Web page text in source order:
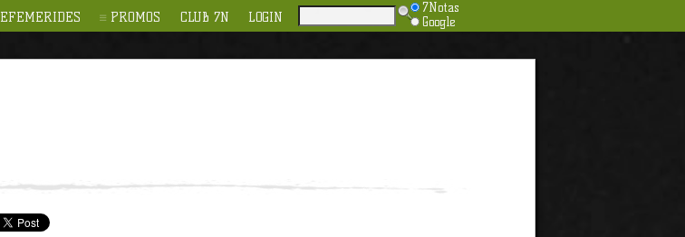
EFEMERIDES PROMOS CLUB 7N LOGIN
7Notas
Google